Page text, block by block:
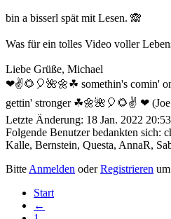
bin a bisserl spät mit Lesen. 🙈
Was für ein tolles Video voller
Liebe Grüße, Michael
❤✌🌻🎈🌺🌼☘ somethin's comin'
gettin' stronger ☘🌼🌺🎈🌻✌ ❤ (Joe
Letzte Änderung: 18 Jan. 2022
Folgende Benutzer bedankten sich:
Kalle, Bernstein, Questa, AnnaR,
Bitte Anmelden oderRegistrieren
Start
←